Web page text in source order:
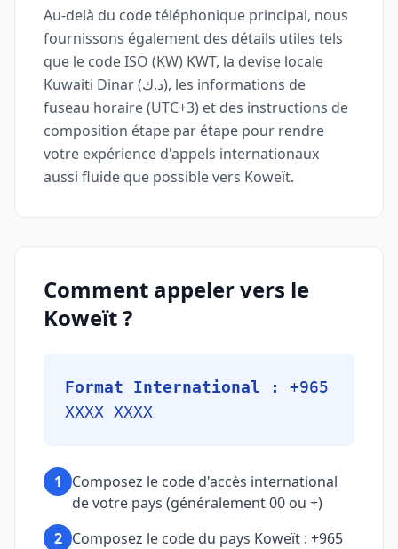
Au-delà du code téléphonique principal, nous
fournissons également des détails utiles tels
que le code ISO (KW) KWT, la devise locale
Kuwaiti Dinar (د.ك), les informations de
fuseau horaire (UTC+3) et des instructions de
composition étape par étape pour rendre
votre expérience d'appels internationaux
aussi fluide que possible vers Koweït.
Comment appeler vers le
Koweït ?
Format International :
+965
XXXX XXXX
1
Composez le code d'accès international
de votre pays (généralement 00 ou +)
2 Composez le code du pays Koweït : +965